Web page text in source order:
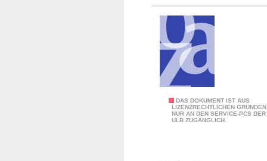
e
r
DAS DOKUMENT IST AUS
LIZENZRECHTLICHEN GRÜNDEN
NUR AN DEN SERVICE-PCS DER
ULB ZUGÄNGLICH.